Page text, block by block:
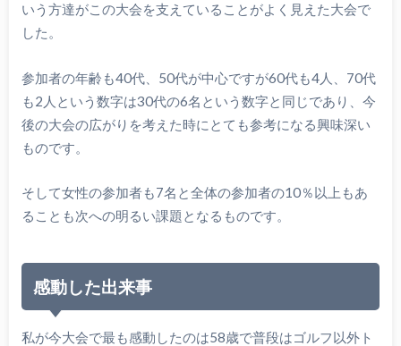
いう方達がこの大会を支えていることがよく見えた大会で
した。
参加者の年齢も40代、50代が中心ですが60代も4人、70代
も2人という数字は30代の6名という数字と同じであり、今
後の大会の広がりを考えた時にとても参考になる興味深い
ものです。
そして女性の参加者も7名と全体の参加者の10％以上もあ
ることも次への明るい課題となるものです。
感動した出来事
私が今大会で最も感動したのは58歳で普段はゴルフ以外ト